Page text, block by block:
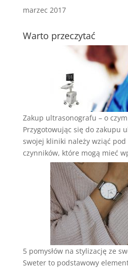
marzec 2017
Warto przeczytać
Zakup ultrasonografu – o
Przygotowując się do zakupu
swojej kliniki należy wziąć pod
czynników, które mogą mieć
5 pomysłów na stylizację ze
Sweter to podstawowy